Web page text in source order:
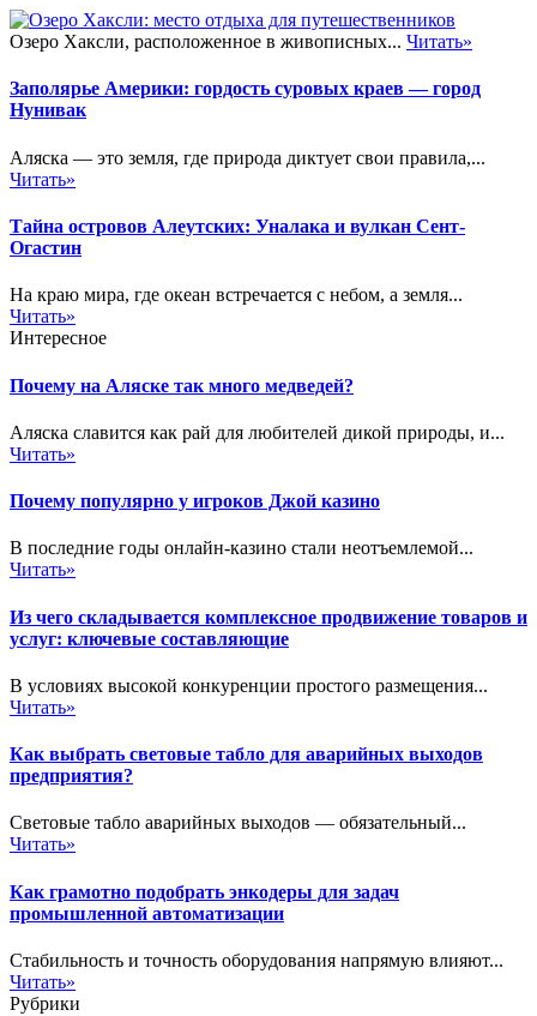
Озеро Хаксли, расположенное в живописных... Читать»
Заполярье Америки: гордость суровых краев — город
Нунивак
Аляска — это земля, где природа диктует свои правила,...
Читать»
Тайна островов Алеутских: Уналака и вулкан Сент-
Огастин
На краю мира, где океан встречается с небом, а земля...
Читать»
Интересное
Почему на Аляске так много медведей?
Аляска славится как рай для любителей дикой природы, и...
Читать»
Почему популярно у игроков Джой казино
В последние годы онлайн-казино стали неотъемлемой...
Читать»
Из чего складывается комплексное продвижение товаров и
услуг: ключевые составляющие
В условиях высокой конкуренции простого размещения...
Читать»
Как выбрать световые табло для аварийных выходов
предприятия?
Световые табло аварийных выходов — обязательный...
Читать»
Как грамотно подобрать энкодеры для задач
промышленной автоматизации
Стабильность и точность оборудования напрямую влияют...
Читать»
Рубрики